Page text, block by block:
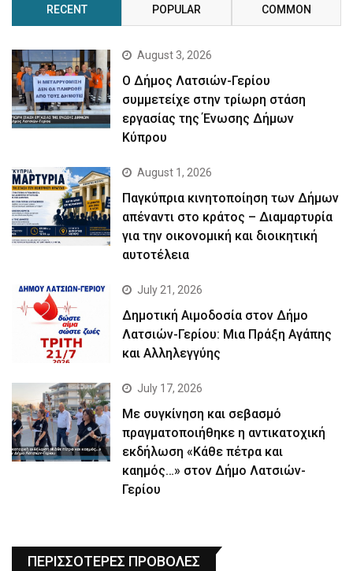
RECENT POPULAR COMMON
August 3, 2026
Ο Δήμος Λατσιών-Γερίου
συμμετείχε στην τρίωρη στάση
εργασίας της Ένωσης Δήμων
Κύπρου
August 1, 2026
Παγκύπρια κινητοποίηση των Δήμων
απέναντι στο κράτος – Διαμαρτυρία
για την οικονομική και διοικητική
αυτοτέλεια
July 21, 2026
Δημοτική Αιμοδοσία στον Δήμο
Λατσιών-Γερίου: Μια Πράξη Αγάπης
και Αλληλεγγύης
July 17, 2026
Με συγκίνηση και σεβασμό
πραγματοποιήθηκε η αντικατοχική
εκδήλωση «Κάθε πέτρα και
καημός…» στον Δήμο Λατσιών-
Γερίου
ΠΕΡΙΣΣΟΤΕΡΕΣ ΠΡΟΒΟΛΕΣ